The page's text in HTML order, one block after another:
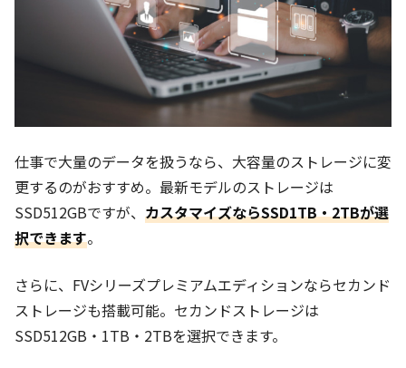
仕事で大量のデータを扱うなら、大容量のストレージに変
更するのがおすすめ。最新モデルのストレージは
SSD512GBですが、 カスタマイズならSSD1TB・2TBが選
択できます。
さらに、FVシリーズプレミアムエディションならセカンド
ストレージも搭載可能。セカンドストレージは
SSD512GB・1TB・2TBを選択できます。